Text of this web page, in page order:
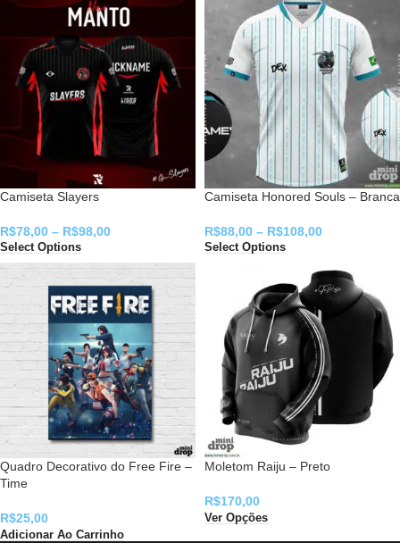
Camiseta Slayers
R$78,00 – R$98,00
Select Options
Camiseta Honored Souls – Branca
R$88,00 – R$108,00
Select Options
Quadro Decorativo do Free Fire –
Time
R$25,00
Adicionar Ao Carrinho
Moletom Raiju – Preto
R$170,00
Ver Opções